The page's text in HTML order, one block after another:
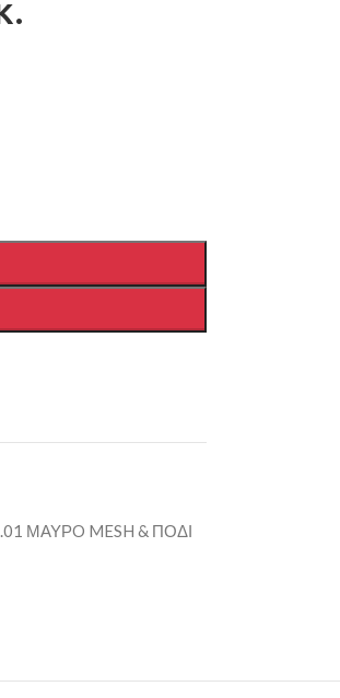
ΜΑΥΡO MESH & ΠΟΔΙ